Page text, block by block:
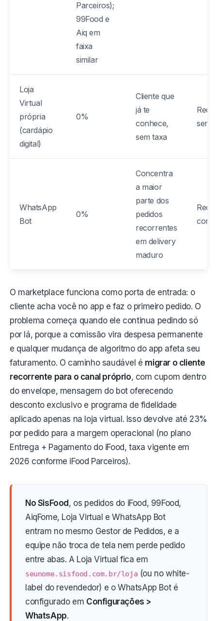
Parceiros);
99Food e
Aiq em
faixa
similar
Loja
Virtual
própria
(cardápio
digital)
0%
Cliente que
já te
conhece,
sem taxa
sem
WhatsApp
Bot
0%
Concentra
a maior
parte dos
pedidos
recorrentes
em delivery
maduro
O marketplace funciona como porta de entrada: o
cliente acha você no app e faz o primeiro pedido. O
problema começa quando ele continua pedindo só
por lá, porque a comissão vira despesa permanente
e qualquer mudança de algoritmo do app afeta seu
faturamento. O caminho saudável é migrar o cliente
recorrente para o canal próprio, com cupom dentro
do envelope, mensagem do bot oferecendo
desconto exclusivo e programa de fidelidade
aplicado apenas na loja virtual. Isso devolve até 23%
por pedido para a margem operacional (no plano
Entrega + Pagamento do iFood, taxa vigente em
2026 conforme iFood Parceiros).
No SisFood , os pedidos do iFood, 99Food,
AiqFome, Loja Virtual e WhatsApp Bot
entram no mesmo Gestor de Pedidos, e a
equipe não troca de tela nem perde pedido
entre abas. A Loja Virtual fica em
seunome.sisfood.com.br/loja (ou no white-
label do revendedor) e o WhatsApp Bot é
configurado em Configurações >
WhatsApp.